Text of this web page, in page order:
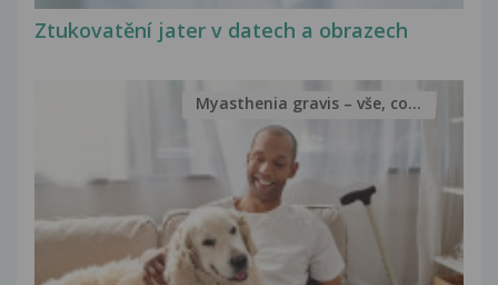
Ztukovatění jater v datech a obrazech
Myasthenia gravis – vše, co...